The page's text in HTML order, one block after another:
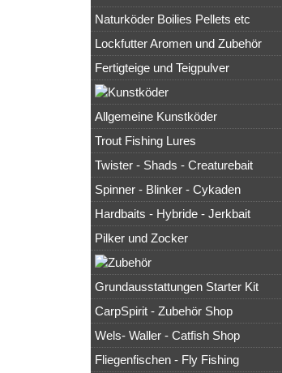
Naturköder Boilies Pellets etc
Lockfutter Aromen und Zubehör
Fertigteige und Teigpulver
Allgemeine Kunstköder
Trout Fishing Lures
Twister - Shads - Creaturebait
Spinner - Blinker - Cykaden
Hardbaits - Hybride - Jerkbait
Pilker und Zocker
Grundausstattungen Starter Kit
CarpSpirit - Zubehör Shop
Wels- Waller - Catfish Shop
Fliegenfischen - Fly Fishing